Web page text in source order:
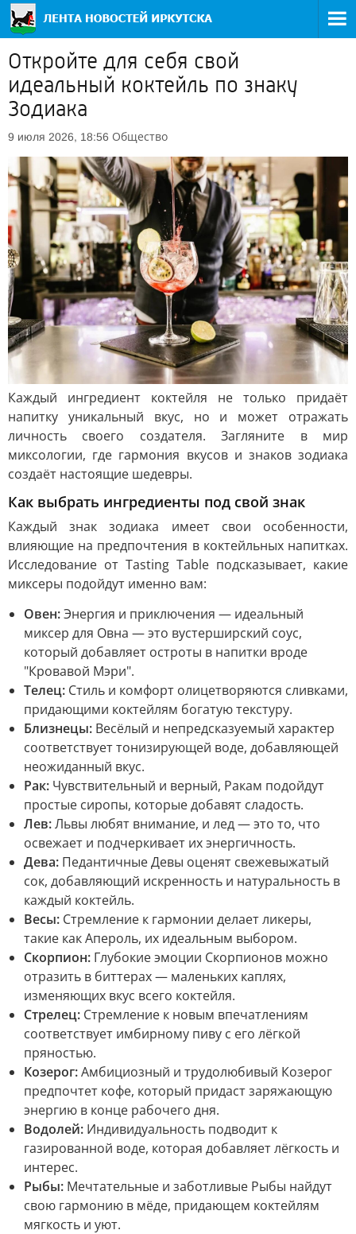
Откройте для себя свой
идеальный коктейль по знаку
Зодиака
9 июля 2026, 18:56 Общество
Каждый ингредиент коктейля не только придаёт
напитку уникальный вкус, но и может отражать
личность своего создателя. Загляните в мир
миксологии, где гармония вкусов и знаков зодиака
создаёт настоящие шедевры.
Как выбрать ингредиенты под свой знак
Каждый знак зодиака имеет свои особенности,
влияющие на предпочтения в коктейльных напитках.
Исследование от Tasting Table подсказывает, какие
миксеры подойдут именно вам:
Овен:Энергия и приключения — идеальный
миксер для Овна — это вустерширский соус,
который добавляет остроты в напитки вроде
"Кровавой Мэри".
Телец: Стиль и комфорт олицетворяются сливками,
придающими коктейлям богатую текстуру.
Близнецы: Весёлый и непредсказуемый характер
соответствует тонизирующей воде, добавляющей
неожиданный вкус.
Рак: Чувствительный и верный, Ракам подойдут
простые сиропы, которые добавят сладость.
Лев:Львы любят внимание, и лед — это то, что
освежает и подчеркивает их энергичность.
Дева: Педантичные Девы оценят свежевыжатый
сок, добавляющий искренность и натуральность в
каждый коктейль.
Весы: Стремление к гармонии делает ликеры,
такие как Апероль, их идеальным выбором.
Скорпион: Глубокие эмоции Скорпионов можно
отразить в биттерах — маленьких каплях,
изменяющих вкус всего коктейля.
Стрелец: Стремление к новым впечатлениям
соответствует имбирному пиву с его лёгкой
пряностью.
Козерог:Амбициозный и трудолюбивый Козерог
предпочтет кофе, который придаст заряжающую
энергию в конце рабочего дня.
Водолей: Индивидуальность подводит к
газированной воде, которая добавляет лёгкость и
интерес.
Рыбы: Мечтательные и заботливые Рыбы найдут
свою гармонию в мёде, придающем коктейлям
мягкость и уют.